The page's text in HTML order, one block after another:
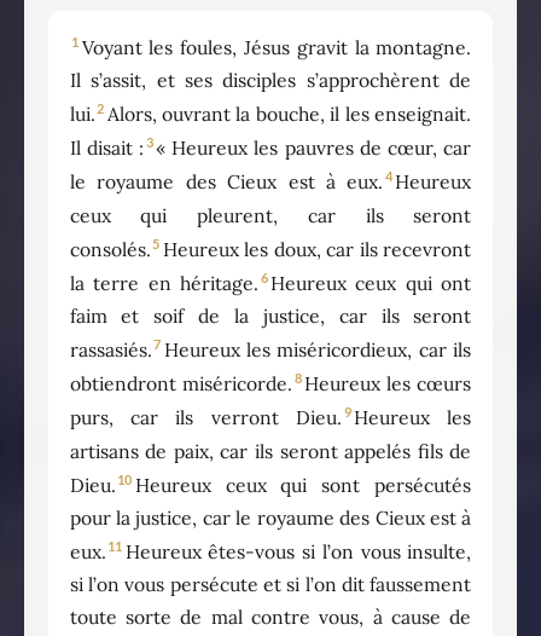
1 Voyant les foules, Jésus gravit la montagne.
Il s’assit, et ses disciples s’approchèrent de
lui.2 Alors, ouvrant la bouche, il les enseignait.
Il disait : 3« Heureux les pauvres de cœur, car
le royaume des Cieux est à eux. 4 Heureux
ceux qui pleurent, car ils seront
consolés. 5 Heureux les doux, car ils recevront
la terre en héritage. 6 Heureux ceux qui ont
faim et soif de la justice, car ils seront
rassasiés.7 Heureux les miséricordieux, car ils
obtiendront miséricorde. 8 Heureux les cœurs
purs, car ils verront Dieu. 9 Heureux les
artisans de paix, car ils seront appelés fils de
Dieu. 10 Heureux ceux qui sont persécutés
pour la justice, car le royaume des Cieux est à
eux. 11 Heureux êtes-vous si l’on vous insulte,
si l’on vous persécute et si l’on dit faussement
toute sorte de mal contre vous, à cause de